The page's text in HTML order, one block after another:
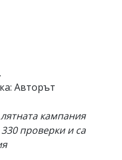
Авторът
кампания
проверки и са